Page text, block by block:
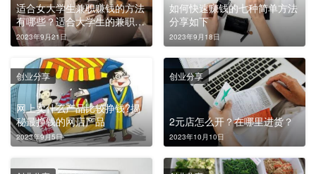
适合女大学生兼职赚钱的方法
有哪些？适合大学生的兼职平
台有哪些?
2023年9月21日
如何快速赚钱的七种简单方法
分享如下
2023年9月18日
网上卖什么产品比较挣钱?揭
秘最挣钱的网店产品
2023年9月5日
创业分享
2元店怎么开？在哪里进货？
2023年10月10日
创业分享